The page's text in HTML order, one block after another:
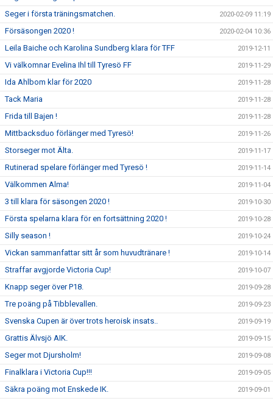
Seger i första träningsmatchen. 2020-02-09 11:19
Försäsongen 2020 ! 2020-02-04 10:36
Leila Baiche och Karolina Sundberg klara för TFF 2019-12-11
Vi välkomnar Evelina Ihl till Tyresö FF 2019-11-29
Ida Ahlbom klar för 2020 2019-11-28
Tack Maria 2019-11-28
Frida till Bajen ! 2019-11-28
Mittbacksduo förlänger med Tyresö! 2019-11-26
Storseger mot Älta. 2019-11-17
Rutinerad spelare förlänger med Tyresö ! 2019-11-14
Välkommen Alma! 2019-11-04
3 till klara för säsongen 2020 ! 2019-10-30
Första spelarna klara för en fortsättning 2020 ! 2019-10-28
Silly season ! 2019-10-24
Vickan sammanfattar sitt år som huvudtränare ! 2019-10-14
Straffar avgjorde Victoria Cup! 2019-10-07
Knapp seger över P18. 2019-09-28
Tre poäng på Tibblevallen. 2019-09-23
Svenska Cupen är över trots heroisk insats.. 2019-09-19
Grattis Älvsjö AIK. 2019-09-15
Seger mot Djursholm! 2019-09-08
Finalklara i Victoria Cup!!! 2019-09-05
Säkra poäng mot Enskede IK. 2019-09-01